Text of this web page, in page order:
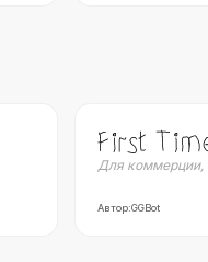
Для коммерции,
Автор:GGBot